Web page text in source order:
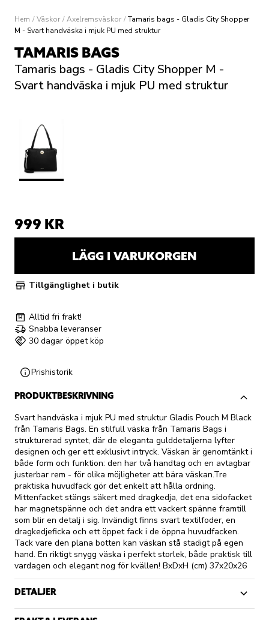
Hem / Väskor / Axelremsväskor / Tamaris bags - Gladis City Shopper
M - Svart handväska i mjuk PU med struktur
TAMARIS BAGS
Tamaris bags - Gladis City Shopper M -
Svart handväska i mjuk PU med struktur
999 KR
LÄGG I VARUKORGEN
Tillgänglighet i butik
Alltid fri frakt!
Snabba leveranser
30 dagar öppet köp
Prishistorik
PRODUKTBESKRIVNING
Svart handväska i mjuk PU med struktur Gladis Pouch M Black
från Tamaris Bags. En stilfull väska från Tamaris Bags i
strukturerad syntet, där de eleganta gulddetaljerna lyfter
designen och ger ett exklusivt intryck. Väskan är genomtänkt i
både form och funktion: den har två handtag och en avtagbar
justerbar rem - för olika möjligheter att bära väskan.Tre
praktiska huvudfack gör det enkelt att hålla ordning.
Mittenfacket stängs säkert med dragkedja, det ena sidofacket
har magnetspänne och det andra ett vackert spänne framtill
som blir en detalj i sig. Invändigt finns svart textilfoder, en
dragkedjeficka och ett öppet fack i de öppna huvudfacken.
Tack vare den plana botten kan väskan stå stadigt på egen
hand. En riktigt snygg väska i perfekt storlek, både praktisk till
vardagen och elegant nog för kvällen! BxDxH (cm) 37x20x26
DETALJER